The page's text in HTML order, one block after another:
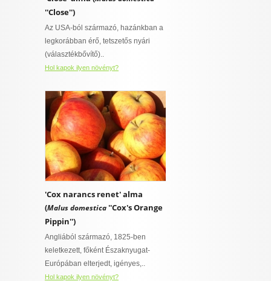
''Close'')
Az USA-ból származó, hazánkban a
legkorábban érő, tetszetős nyári
(választékbővítő)..
Hol kapok ilyen növényt?
'Cox narancs renet' alma
(Malus domestica''Cox's Orange
Pippin'')
Angliából származó, 1825-ben
keletkezett, főként Északnyugat-
Európában elterjedt, igényes,..
Hol kapok ilyen növényt?